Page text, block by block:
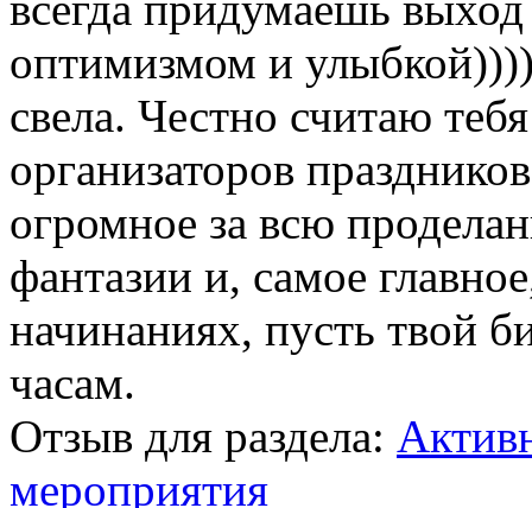
оптимизмом и
свела. Честно считаю
организаторов
огромное за всю
фантазии и, самое
начинаниях, пусть твой
часам.
Отзыв для раздела:
мероприятия